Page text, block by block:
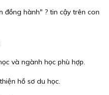
đồng hành" ? tin cậy trên con
và ngành học phù hợp.
hồ sơ du học.